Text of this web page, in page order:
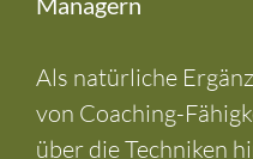
Managern
Als natürliche
von Coaching-